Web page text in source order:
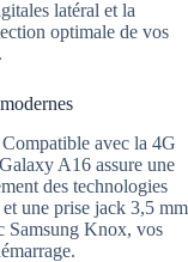
latéral et la
optimale de vos
avec la 4G
A16 assure une
des technologies
et une prise jack 3,5 mm
Samsung Knox, vos